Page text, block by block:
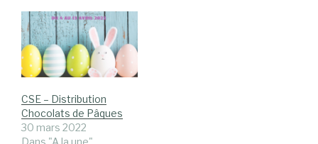
CSE – Distribution
Chocolats de Pâques
30 mars 2022